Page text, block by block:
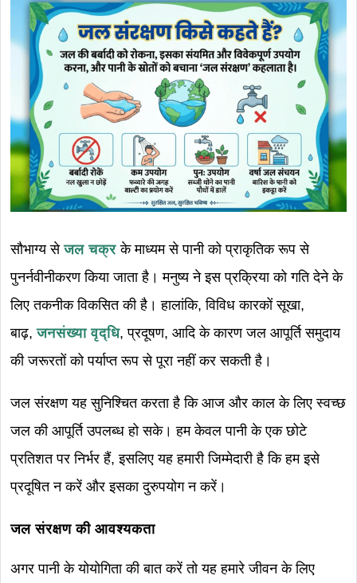
सौभाग्य से जल चक्र के माध्यम से पानी को प्राकृतिक रूप से
पुनर्नवीनीकरण किया जाता है। मनुष्य ने इस प्रक्रिया को गति देने के
लिए तकनीक विकसित की है। हालांकि, विविध कारकों सूखा,
बाढ़,जनसंख्या वृद्धि, प्रदूषण, आदि के कारण जल आपूर्ति समुदाय
की जरूरतों को पर्याप्त रूप से पूरा नहीं कर सकती है।
जल संरक्षण यह सुनिश्चित करता है कि आज और काल के लिए स्वच्छ
जल की आपूर्ति उपलब्ध हो सके। हम केवल पानी के एक छोटे
प्रतिशत पर निर्भर हैं, इसलिए यह हमारी जिम्मेदारी है कि हम इसे
प्रदूषित न करें और इसका दुरुपयोग न करें।
जल संरक्षण की आवश्यकता
अगर पानी के योयोगिता की बात करें तो यह हमारे जीवन के लिए